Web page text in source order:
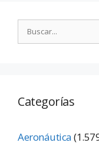
Categorías
Aeronáutica